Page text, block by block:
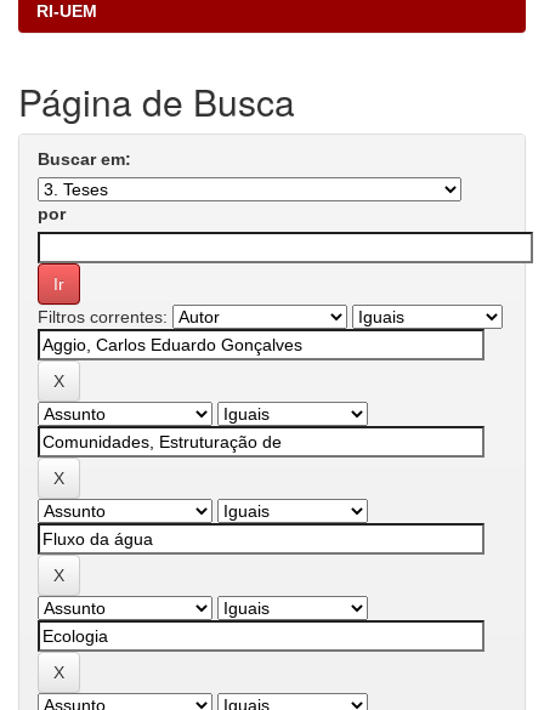
RI-UEM
Página de Busca
Buscar em:
por
Filtros correntes: